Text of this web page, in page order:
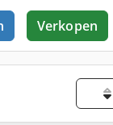
Verkopen